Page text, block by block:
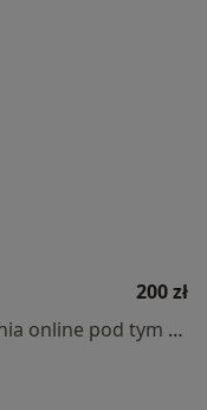
200 zł
Specjalista nie oferuje umawiania online pod tym adresem.